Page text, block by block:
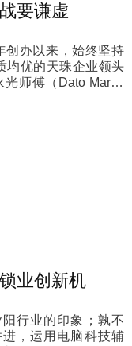
要谦虚
创办以来，始终坚持
均优的天珠企业领头
师傅（Dato Martin
业创新机
行业的印象；孰不
，运用电脑科技辅